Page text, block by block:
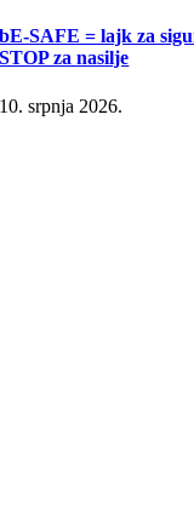
bE-SAFE = lajk za
STOP za nasilje
10. srpnja 2026.